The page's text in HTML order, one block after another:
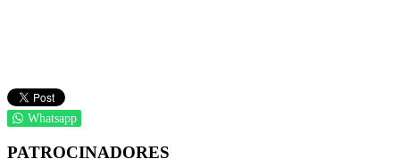
Whatsapp
PATROCINADORES